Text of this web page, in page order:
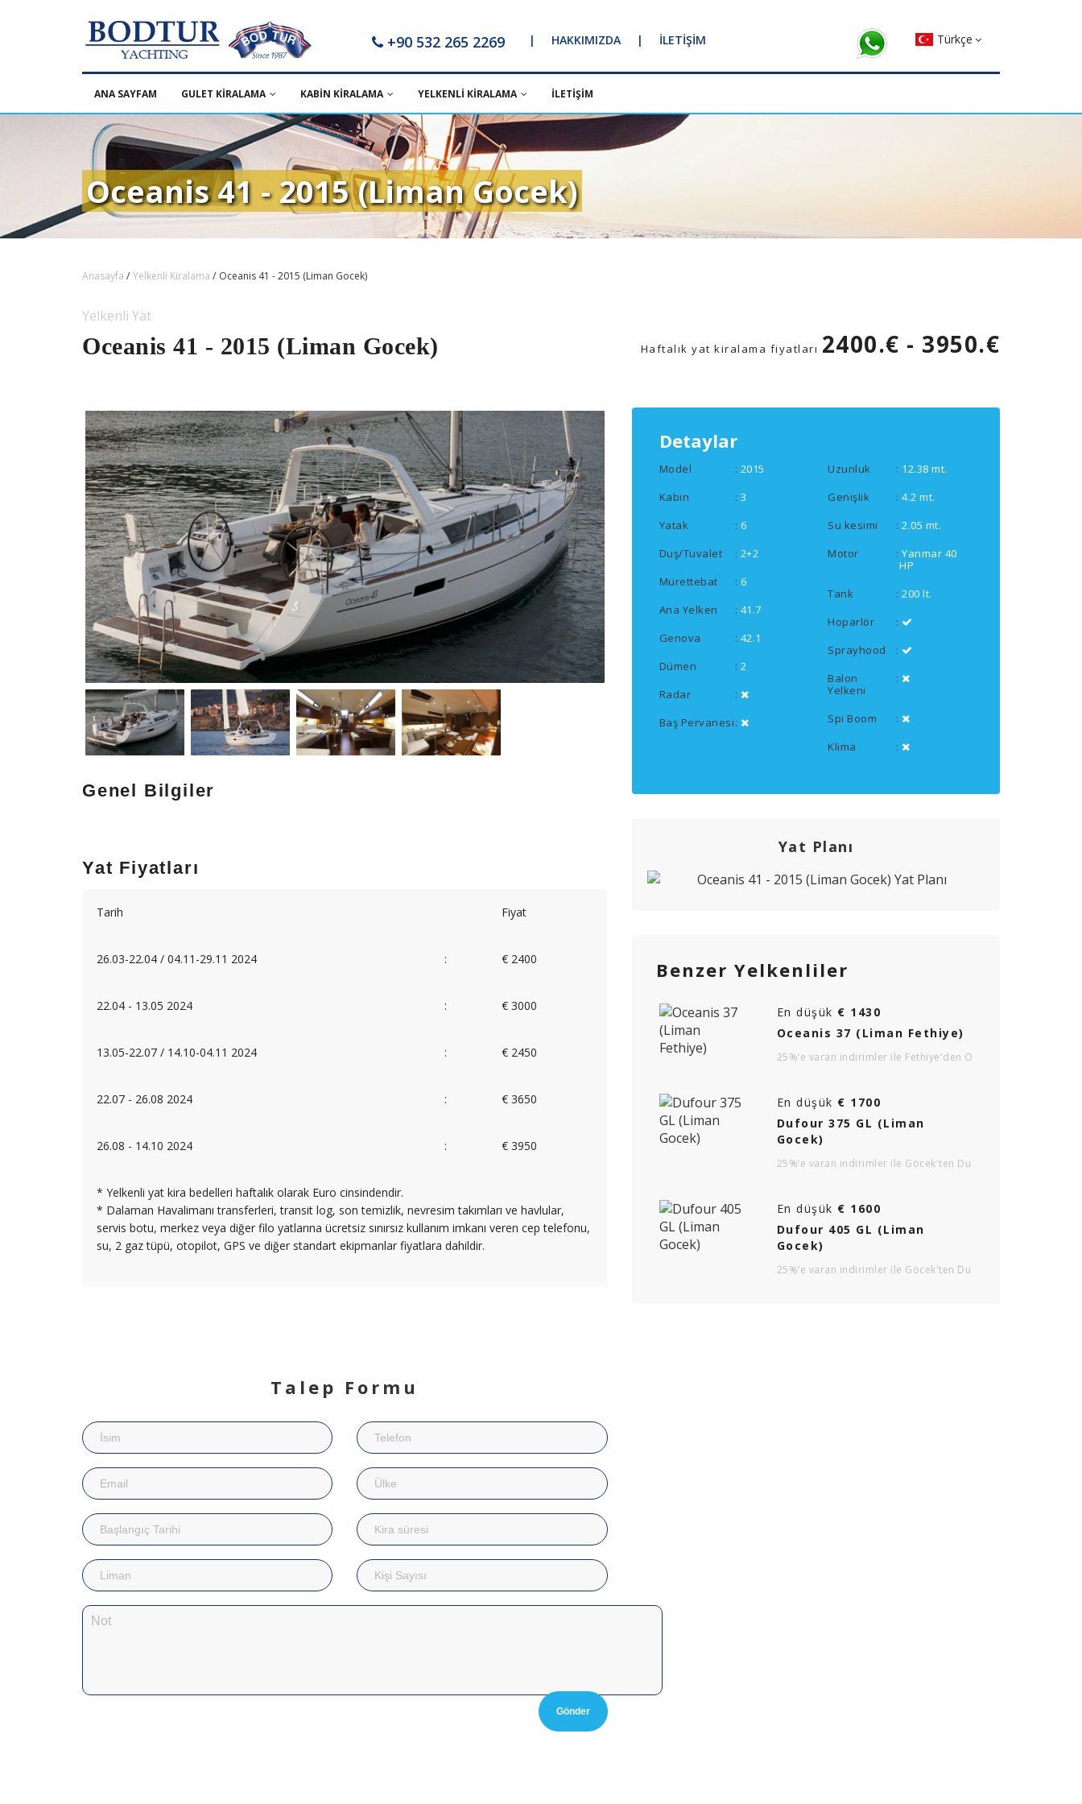
Türkçe
+90 532 265 2269 | HAKKIMIZDA | İLETİŞİM
ANA SAYFAM GULET KİRALAMA KABİN KİRALAMA YELKENLİ KİRALAMA İLETİŞİM
Oceanis 41 - 2015 (Liman Gocek)
Anasayfa / Yelkenli Kiralama / Oceanis 41 - 2015 (Liman Gocek)
Yelkenli Yat
Oceanis 41 - 2015 (Liman Gocek) Haftalık yat kiralama fiyatları 2400.€ - 3950.€
Genel Bilgiler
Yat Fiyatları
Tarih Fiyat
26.03-22.04 / 04.11-29.11 2024 : € 2400
22.04 - 13.05 2024 : € 3000
13.05-22.07 / 14.10-04.11 2024 : € 2450
22.07 - 26.08 2024 : € 3650
26.08 - 14.10 2024 : € 3950
* Yelkenli yat kira bedelleri haftalık olarak Euro cinsindendir.
* Dalaman Havalimanı transferleri, transit log, son temizlik, nevresim takımları ve havlular,
servis botu, merkez veya diğer filo yatlarına ücretsiz sınırsız kullanım imkanı veren cep telefonu,
su, 2 gaz tüpü, otopilot, GPS ve diğer standart ekipmanlar fiyatlara dahildir.
Talep Formu
Detaylar
Model : 2015
Kabin
: 3
Yatak
: 6
Duş/Tuvalet
: 2+2
Mürettebat
: 6
Ana Yelken
: 41.7
Genova
: 42.1
Dümen
: 2
Radar
:
Baş Pervanesi:
Uzunluk : 12.38 mt.
Genişlik
: 4.2 mt.
Su kesimi
: 2.05 mt.
Motor
: Yanmar 40
HP
Tank
: 200 lt.
Hoparlör
:
Sprayhood
:
Balon
Yelkeni
:
Spi Boom
:
Klima
:
Yat Planı
Benzer Yelkenliler
En düşük € 1430
Oceanis 37 (Liman Fethiye)
25%’e varan indirimler ile Fethiye'den O
En düşük € 1700
Dufour 375 GL (Liman
Gocek)
25%’e varan indirimler ile Göcek'ten Du
En düşük € 1600
Dufour 405 GL (Liman
Gocek)
25%’e varan indirimler ile Göcek'ten Du